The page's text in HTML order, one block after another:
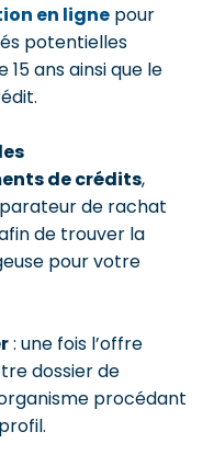
en ligne pour
potentielles
ans ainsi que le
de crédits,
de rachat
de trouver la
pour votre
: une fois l’offre
dossier de
procédant